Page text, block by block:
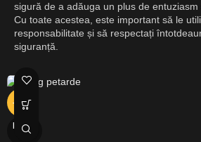
sigură de a adăuga un plus de
Cu toate acestea, este important să le
responsabilitate și să respectați
siguranță.
-10%
EPUIZ
AT